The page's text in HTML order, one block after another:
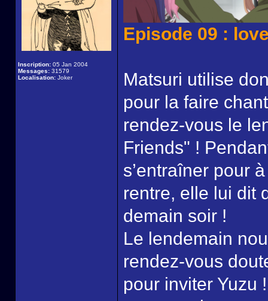
Inscription: 05 Jan 2004
Messages: 31579
Localisation: Joker
Episode 09 :
Matsuri utilise
pour la faire
rendez-vous le
Friends" !
s’entraîner pour
rentre, elle lui dit
demain soir !
Le lendemain
rendez-vous
pour inviter Yuzu